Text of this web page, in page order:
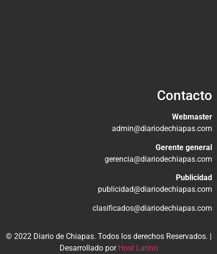
Contacto
Webmaster
admin@diariodechiapas.com
Gerente general
gerencia@diariodechiapas.com
Publicidad
publicidad@diariodechiapas.com
clasificados@diariodechiapas.com
© 2022 Diario de Chiapas. Todos los derechos Reservados. |
Desarrollado por Host Latino